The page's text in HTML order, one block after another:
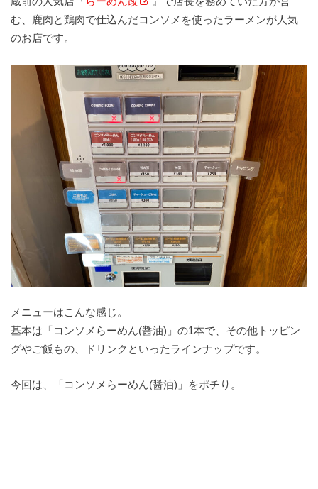
む、鹿肉と鶏肉で仕込んだコンソメを使ったラーメンが人気
のお店です。
メニューはこんな感じ。
基本は「コンソメらーめん(醤油)」の1本で、その他トッピン
グやご飯もの、ドリンクといったラインナップです。
今回は、「コンソメらーめん(醤油)」をポチり。